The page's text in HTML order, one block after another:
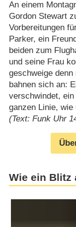
An einem
Gordon Stewart
Vorbereitungen
Parker, ein
beiden zum
und seine Frau
geschweige
bahnen sich an:
verschwindet,
ganzen Linie,
(Text: Funk Uhr
Wie ein Blitz